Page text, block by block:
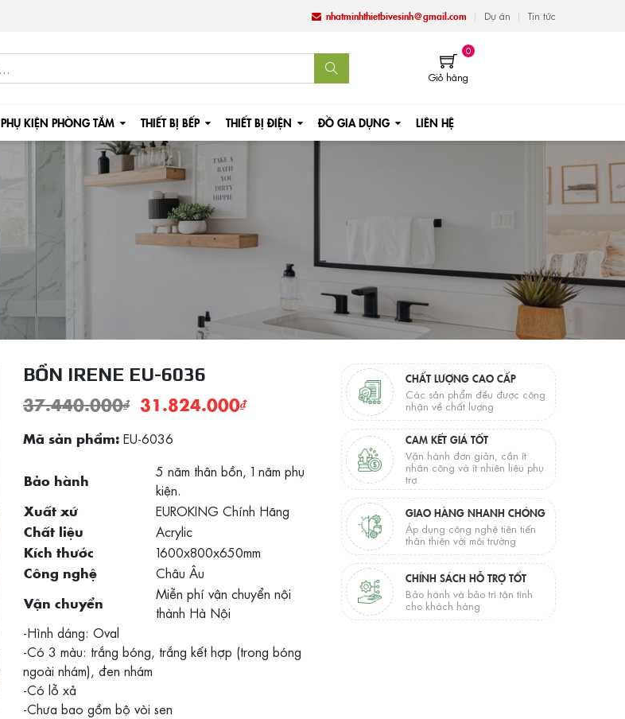
nhatminhthietbivesinh@gmail.com Dự án Tin tức
0
Giỏ hàng
PHỤ KIỆN PHÒNG TẮM THIẾT BỊ BẾP THIẾT BỊ ĐIỆN ĐỒ GIA DỤNG LIÊN HỆ
BỒN IRENE EU-6036
37.440.000₫ 31.824.000₫
Mã sản phẩm: EU-6036
Bảo hành
5 năm thân bồn, 1 năm phụ
kiện.
Xuất xứ EUROKING Chính Hãng
Chất liệu Acrylic
Kích thước 1600x800x650mm
Công nghệ Châu Âu
Vận chuyển
Miễn phí vận chuyển nội
thành Hà Nội
-Hình dáng: Oval
-Có 3 màu: trắng bóng, trắng kết hợp (trong bóng
ngoài nhám), đen nhám
-Có lỗ xả
-Chưa bao gồm bộ vòi sen
CHẤT LƯỢNG CAO CẤP
Các sản phẩm đều được công
nhận về chất lượng
CAM KẾT GIÁ TỐT
Vận hành đơn giản, cần ít
nhân công và ít nhiên liệu phụ
trợ
GIAO HÀNG NHANH CHÓNG
Áp dụng công nghệ tiên tiến
thân thiện với môi trường
CHÍNH SÁCH HỖ TRỢ TỐT
Bảo hành và bảo trì tận tình
cho khách hàng